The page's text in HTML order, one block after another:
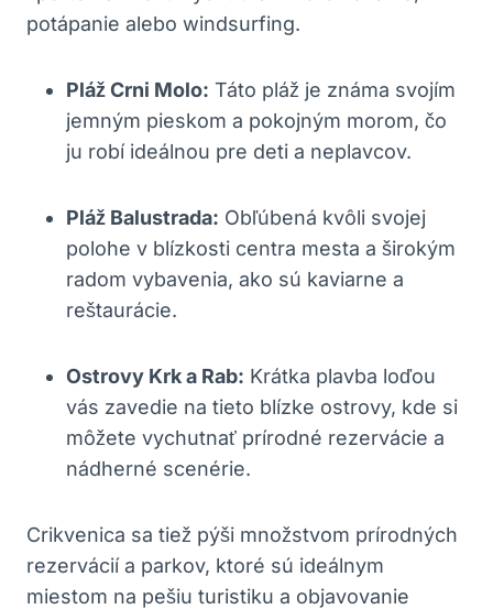
potápanie alebo windsurfing.
Pláž Crni Molo: Táto pláž je známa svojím
jemným pieskom a pokojným morom, čo
ju robí ideálnou pre deti a neplavcov.
Pláž Balustrada: Obľúbená kvôli svojej
polohe v blízkosti centra mesta a širokým
radom vybavenia, ako sú kaviarne a
reštaurácie.
Ostrovy Krk a Rab: Krátka plavba loďou
vás zavedie na tieto blízke ostrovy, kde si
môžete vychutnať prírodné rezervácie a
nádherné scenérie.
Crikvenica sa tiež pýši množstvom prírodných
rezervácií a parkov, ktoré sú ideálnym
miestom na pešiu turistiku a objavovanie